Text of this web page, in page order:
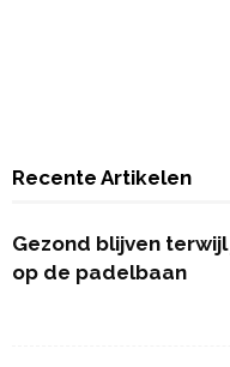
Recente Artikelen
Gezond blijven
op de padelbaan